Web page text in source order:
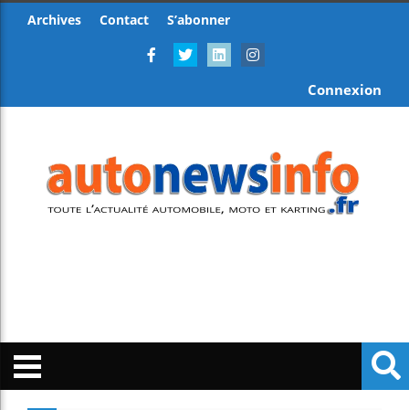
Archives Contact S’abonner
Connexion